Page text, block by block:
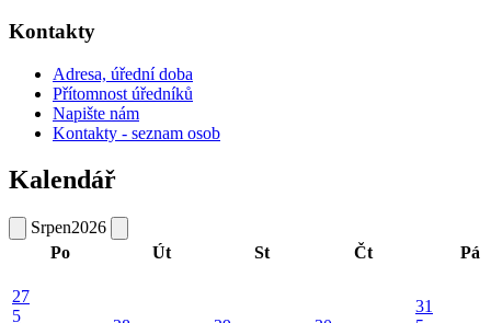
Kontakty
Adresa, úřední doba
Přítomnost úředníků
Napište nám
Kontakty - seznam osob
Kalendář
Srpen2026
Po
Út St Čt Pá
27
5
31